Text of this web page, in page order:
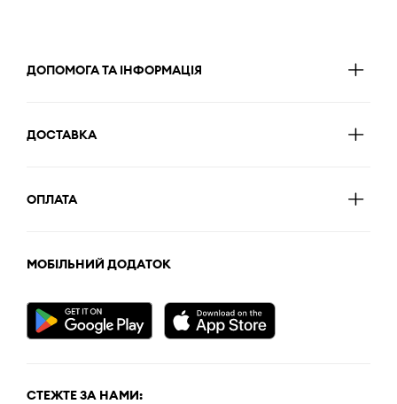
ДОПОМОГА ТА ІНФОРМАЦІЯ
ДОСТАВКА
ОПЛАТА
МОБІЛЬНИЙ ДОДАТОК
СТЕЖТЕ ЗА НАМИ: